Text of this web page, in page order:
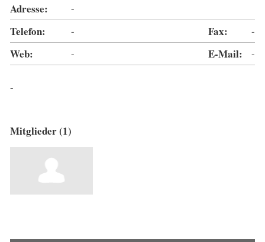
Adresse: -
Telefon: - Fax: -
Web: - E-Mail: -
-
Mitglieder (1)